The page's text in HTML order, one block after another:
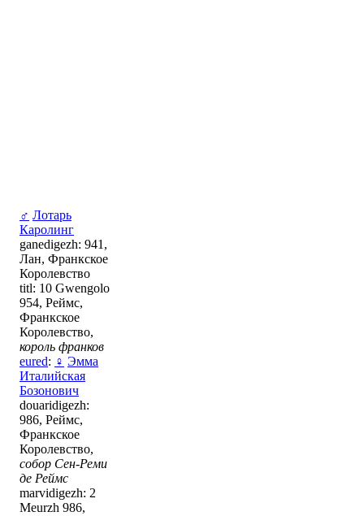
♂ Лотарь
Каролинг
ganedigezh: 941,
Лан, Франкское
Королевство
titl: 10 Gwengolo
954, Реймс,
Франкское
Королевство,
король франков
eured: ♀ Эмма
Италийская
Бозонович
douaridigezh:
986, Реймс,
Франкское
Королевство,
собор Сен-Реми
де Реймс
marvidigezh: 2
Meurzh 986,